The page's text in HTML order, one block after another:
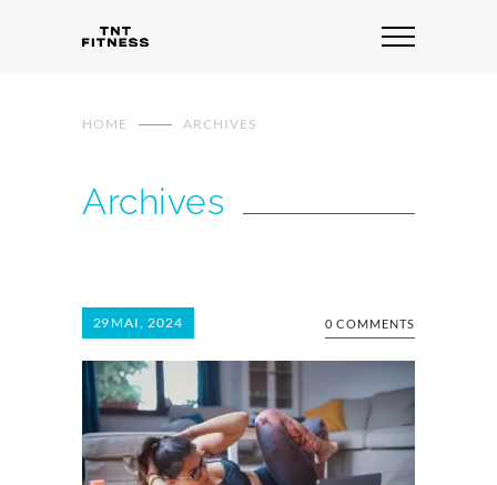
HOME ARCHIVES
Archives
29 MAI, 2024 0 COMMENTS